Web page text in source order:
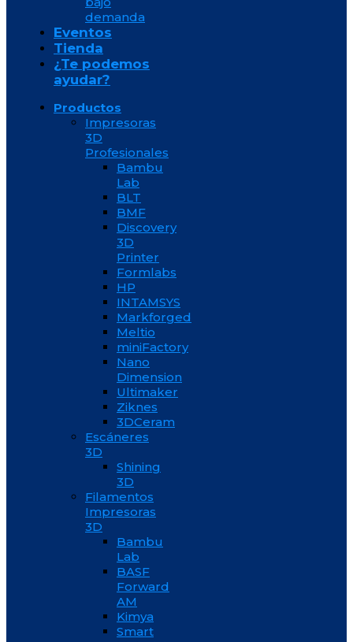
demanda
Eventos
Tienda
¿Te podemos
ayudar?
Productos
Impresoras
3D
Profesionales
Bambu
Lab
BLT
BMF
Discovery
3D
Printer
Formlabs
HP
INTAMSYS
Markforged
Meltio
miniFactory
Nano
Dimension
Ultimaker
Ziknes
3DCeram
Escáneres
3D
Shining
3D
Filamentos
Impresoras
3D
Bambu
Lab
BASF
Forward
AM
Kimya
Smart